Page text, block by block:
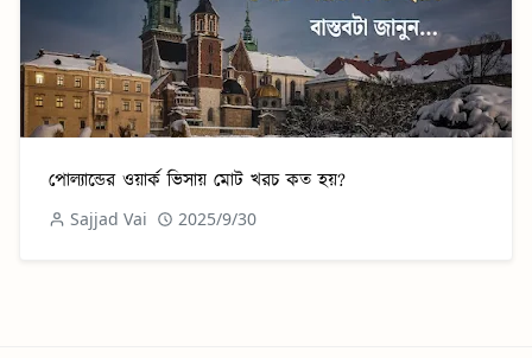
পোল্যান্ডের ওয়ার্ক ভিসায় মোট খরচ কত হয়?
Sajjad Vai 2025/9/30